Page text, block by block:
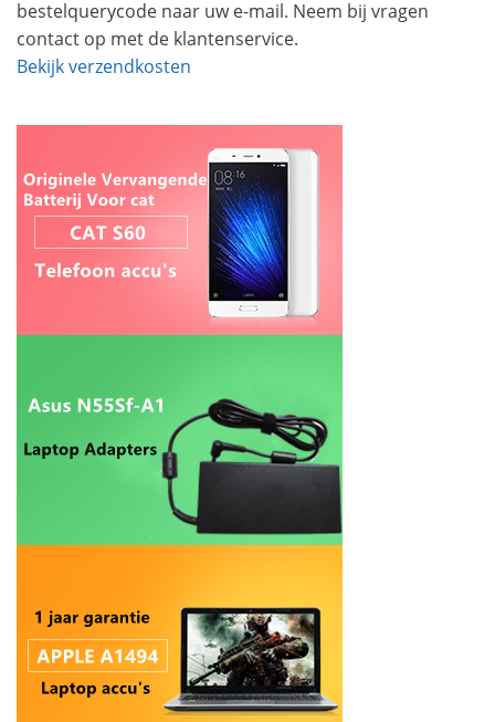
bestelquerycode naar uw e-mail. Neem bij vragen
contact op met de klantenservice.
Bekijk verzendkosten